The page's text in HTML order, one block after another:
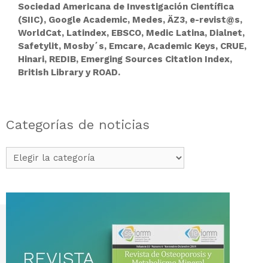
Sociedad Americana de Investigación Científica
(SIIC), Google Academic, Medes, ÄZ3, e-revist@s,
WorldCat, Latindex, EBSCO, Medic Latina, Dialnet,
Safetylit, Mosby´s, Emcare, Academic Keys, CRUE,
Hinari, REDIB, Emerging Sources Citation Index,
British Library y ROAD.
Categorías de noticias
Categorías
de